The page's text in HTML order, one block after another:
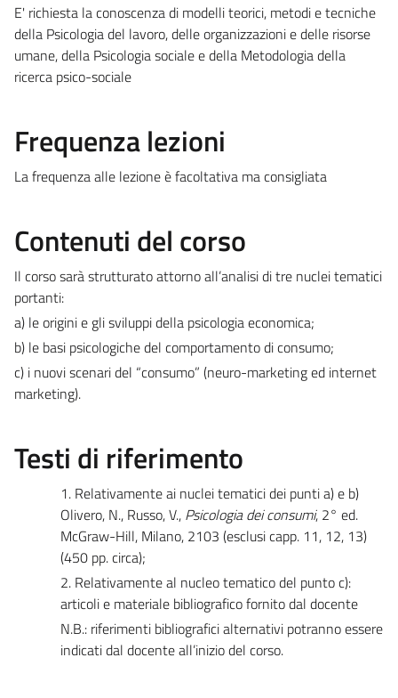
E' richiesta la conoscenza di modelli teorici, metodi e tecniche
della Psicologia del lavoro, delle organizzazioni e delle risorse
umane, della Psicologia sociale e della Metodologia della
ricerca psico-sociale
Frequenza lezioni
La frequenza alle lezione è facoltativa ma consigliata
Contenuti del corso
Il corso sarà strutturato attorno all’analisi di tre nuclei tematici
portanti:
a) le origini e gli sviluppi della psicologia economica;
b) le basi psicologiche del comportamento di consumo;
c) i nuovi scenari del “consumo” (neuro-marketing ed internet
marketing).
Testi di riferimento
1. Relativamente ai nuclei tematici dei punti a) e b)
Olivero, N., Russo, V., Psicologia dei consumi, 2° ed.
McGraw-Hill, Milano, 2103 (esclusi capp. 11, 12, 13)
(450 pp. circa);
2. Relativamente al nucleo tematico del punto c):
articoli e materiale bibliografico fornito dal docente
N.B.: riferimenti bibliografici alternativi potranno essere
indicati dal docente all’inizio del corso.